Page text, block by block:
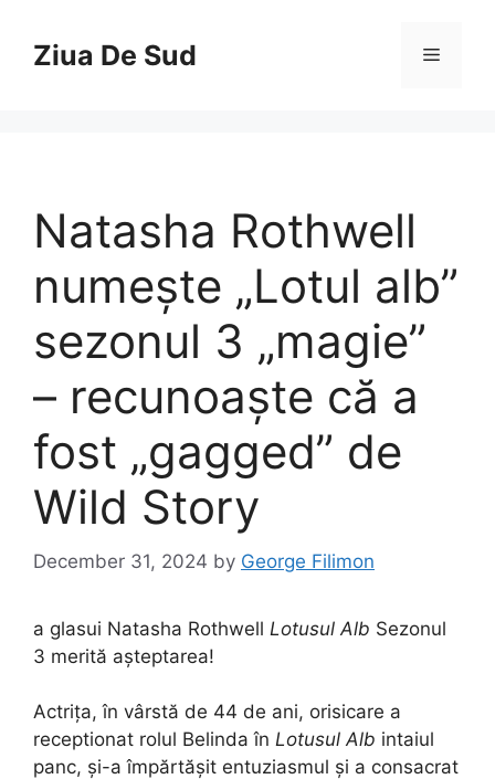
contentZiua De Sud Menu
Natasha Rothwell
numește „Lotul alb”
sezonul 3 „magie”
– recunoaște că a
fost „gagged” de
Wild Story
December 31, 2024 by George Filimon
a glasui Natasha Rothwell Lotusul Alb Sezonul
3 merită așteptarea!
Actrița, în vârstă de 44 de ani, orisicare a
receptionat rolul Belinda în Lotusul Alb intaiul
panc, și-a împărtășit entuziasmul și a consacrat